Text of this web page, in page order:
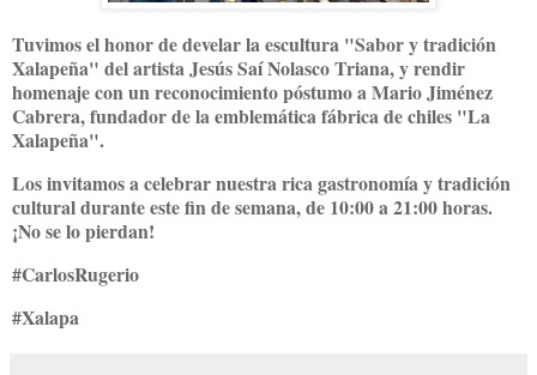
Tuvimos el honor de develar la escultura "Sabor y tradición
Xalapeña" del artista Jesús Saí Nolasco Triana, y rendir
homenaje con un reconocimiento póstumo a Mario Jiménez
Cabrera, fundador de la emblemática fábrica de chiles "La
Xalapeña".
Los invitamos a celebrar nuestra rica gastronomía y tradición
cultural durante este fin de semana, de 10:00 a 21:00 horas.
¡No se lo pierdan!
#CarlosRugerio
#Xalapa